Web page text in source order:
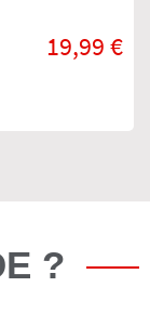
19,99 €
?